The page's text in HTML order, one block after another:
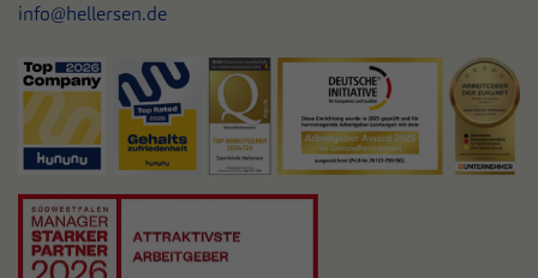
info@hellersen.de